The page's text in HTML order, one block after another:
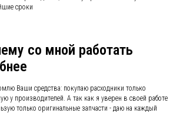
сроки
со мной работать
Ваши средства: покупаю расходники только
у производителей. А так как я уверен в своей работе
только оригинальные запчасти - даю на каждый